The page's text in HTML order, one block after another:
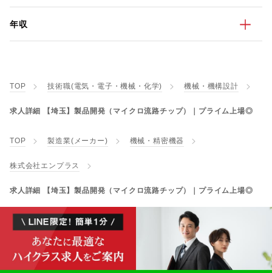
年収
TOP 技術職(電気・電子・機械・化学) 機械・機構設計
求人詳細 【埼玉】製品開発（マイクロ流路チップ）｜プライム上場◎
TOP 製造業(メーカー) 機械・精密機器
株式会社エンプラス
求人詳細 【埼玉】製品開発（マイクロ流路チップ）｜プライム上場◎